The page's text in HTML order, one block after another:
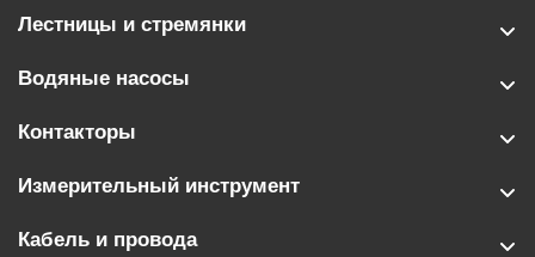
Лестницы и стремянки
Водяные насосы
Контакторы
Измерительный инструмент
Кабель и провода